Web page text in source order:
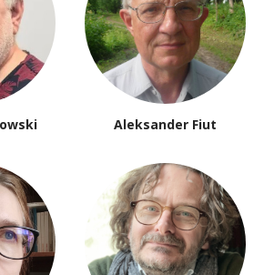
Aleksander Fiut